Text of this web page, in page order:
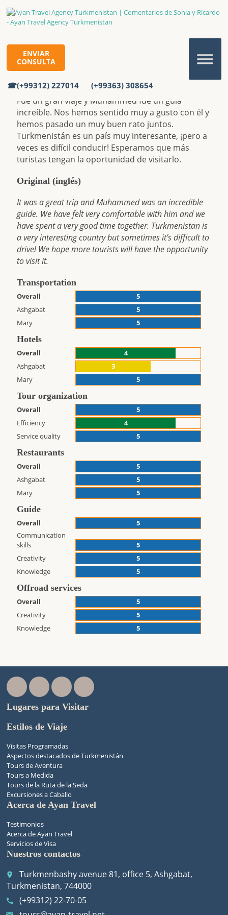
(+99312) 227014 (+99363) 308654
ENVIAR
CONSULTA
COMENTARIOS DE SONIA Y
Inicio Reviews Comentarios de Sonia y Ricardo
Comentarios de Sonia y Ricardo
Fue un gran viaje y Muhammed fue un guía
increíble. Nos hemos sentido muy a gusto con él y
hemos pasado un muy buen rato juntos.
Turkmenistán es un país muy interesante, ¡pero a
veces es difícil conducir! Esperamos que más
turistas tengan la oportunidad de visitarlo.
Original (inglés)
It was a great trip and Muhammed was an incredible
guide. We have felt very comfortable with him and we
have spent a very good time together. Turkmenistan is
a very interesting country but sometimes it’s difficult to
drive! We hope more tourists will have the opportunity
to visit it.
Transportation
Overall
5
Ashgabat
5
Mary
5
Hotels
Overall
4
Ashgabat
3
Mary
5
Tour organization
Overall
5
Efficiency
4
Service quality
5
Restaurants
Overall
5
Ashgabat
5
Mary
5
Guide
Overall
5
Communication
skills
5
Creativity
5
Knowledge
5
Offroad services
Overall
5
Creativity
5
Knowledge
5
Lugares para Visitar
Estilos de Viaje
Visitas Programadas
Aspectos destacados de Turkmenistán
Tours de Aventura
Tours a Medida
Tours de la Ruta de la Seda
Excursiones a Caballo
Acerca de Ayan Travel
Testimonios
Acerca de Ayan Travel
Servicios de Visa
Nuestros contactos
place
Turkmenbashy avenue 81, office 5, Ashgabat,
Turkmenistan, 744000
call (+99312) 22-70-05